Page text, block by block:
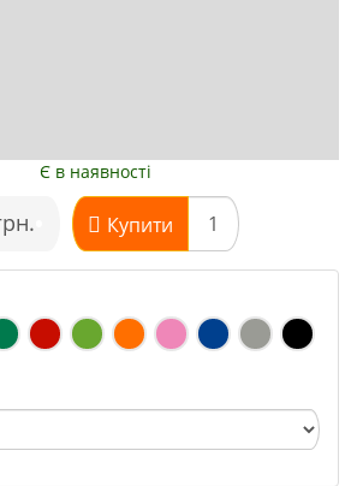
Є в наявності
Купити